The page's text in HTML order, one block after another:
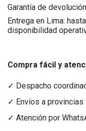
Garantía de
Entrega en Lima:
disponibilidad
Compra fácil y
✓ Despacho
✓ Envíos a provincias
✓ Atención por